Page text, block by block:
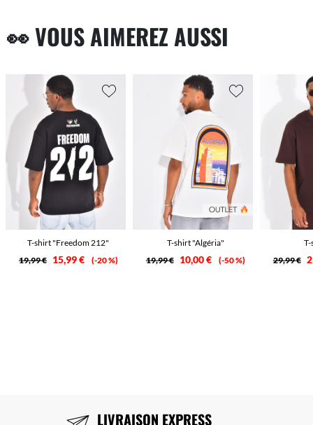
👀 VOUS AIMEREZ AUSSI
T-shirt "Freedom 212"
19,99 €
15,99 € -20 %
T-shirt "Algéria"
19,99 €
10,00 € -50 %
29,99 €
LIVRAISON EXPRESS